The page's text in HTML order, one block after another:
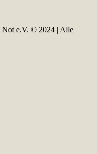
Not e.V. © 2024 | Alle